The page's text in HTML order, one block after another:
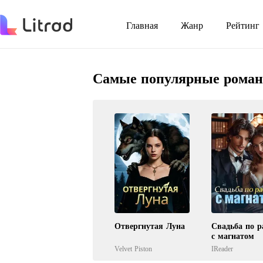
Главная Жанр Рейтинг
Самые популярные
Отвергнутая Луна
Velvet Piston
Свадьба по
с магнатом
IReader